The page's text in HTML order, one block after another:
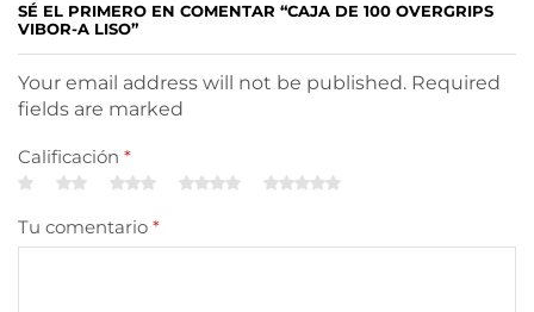
SÉ EL PRIMERO EN COMENTAR “CAJA DE 100 OVERGRIPS
VIBOR-A LISO”
Your email address will not be published. Required
fields are marked
Calificación *
Tu comentario *